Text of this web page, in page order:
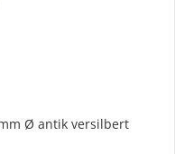
Ø antik versilbert